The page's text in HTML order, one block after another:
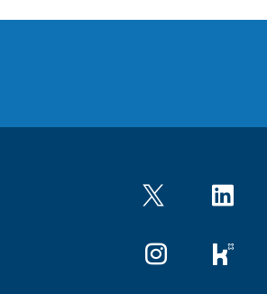
Twitter LinkedIn
Instagram kununu